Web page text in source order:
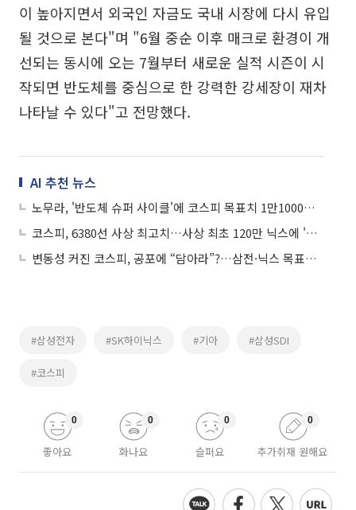
이 높아지면서 외국인 자금도 국내 시장에 다시 유입
될 것으로 본다"며 "6월 중순 이후 매크로 환경이 개
선되는 동시에 오는 7월부터 새로운 실적 시즌이 시
작되면 반도체를 중심으로 한 강력한 강세장이 재차
나타날 수 있다"고 전망했다.
AI 추천 뉴스
노무라, '반도체 슈퍼 사이클'에 코스피 목표치 1만1000으로 상향
코스피, 6380선 사상 최고치…사상 최초 120만 닉스에 '국장 탄력'
변동성 커진 코스피, 공포에 “담아라”?…삼전·닉스 목표가 59·400만원으로 상향
#삼성전자 #SK하이닉스 #기아 #삼성SDI
#코스피
좋아요
0
화나요
0
슬퍼요
0
추가취재 원해요
0